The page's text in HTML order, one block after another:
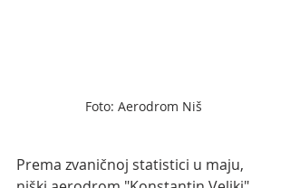
Foto: Aerodrom Niš
Prema zvaničnoj statistici u maju,